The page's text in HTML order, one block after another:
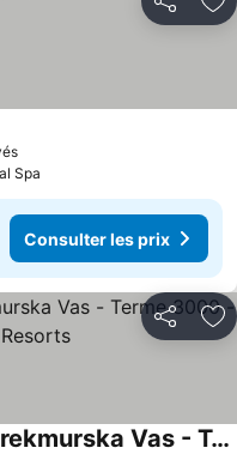
Partager
Consulter les prix
Spa
Consulter les prix
Partager
Hotel Ajda Depandance Prekmurska Vas - Terme 3000 - Sava Hotels & Resorts